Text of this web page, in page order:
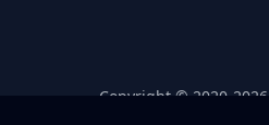
Copyright © 2020- 2026